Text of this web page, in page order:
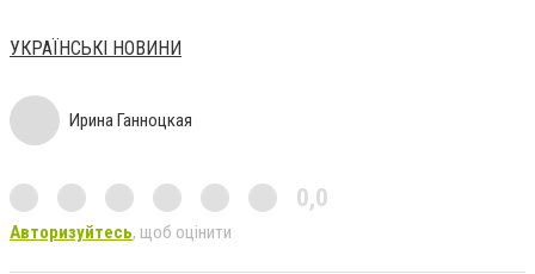
УКРАЇНСЬКІ НОВИНИ
Ирина Ганноцкая
0,0
Авторизуйтесь, щоб оцінити